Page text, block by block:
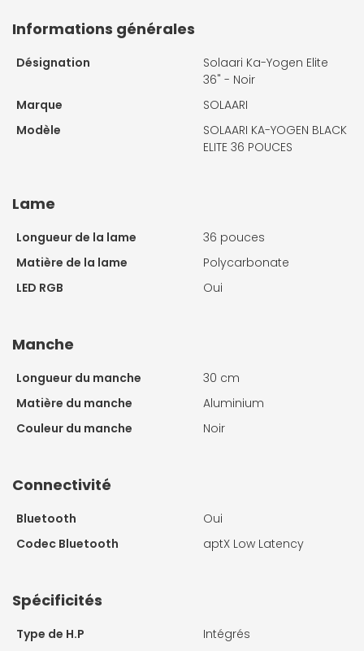
Informations générales
Désignation
Solaari Ka-Yogen Elite
36" - Noir
Marque
SOLAARI
Modèle
SOLAARI KA-YOGEN BLACK
ELITE 36 POUCES
Lame
Longueur de la lame
36 pouces
Matière de la lame
Polycarbonate
LED RGB
Oui
Manche
Longueur du manche
30 cm
Matière du manche
Aluminium
Couleur du manche
Noir
Connectivité
Bluetooth
Oui
Codec Bluetooth
aptX Low Latency
Spécificités
Type de H.P
Intégrés